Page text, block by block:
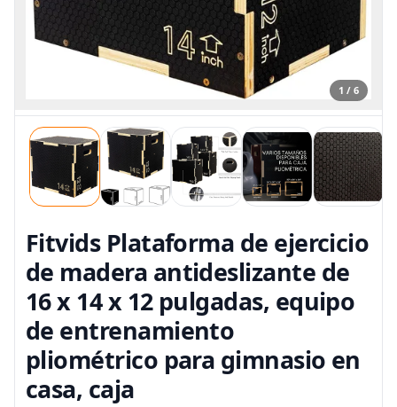
1 / 6
Fitvids Plataforma de ejercicio
de madera antideslizante de
16 x 14 x 12 pulgadas, equipo
de entrenamiento
pliométrico para gimnasio en
casa, caja